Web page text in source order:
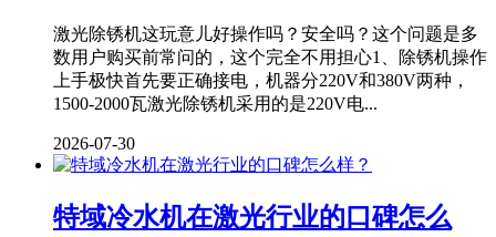
激光除锈机这玩意儿好操作吗？安全吗？这个问题是多
数用户购买前常问的，这个完全不用担心1、除锈机操作
上手极快首先要正确接电，机器分220V和380V两种，
1500-2000瓦激光除锈机采用的是220V电...
2026-07-30
特域冷水机在激光行业的口碑怎么